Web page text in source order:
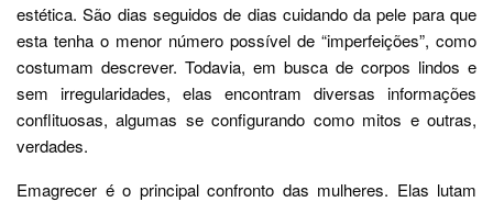
estética. São dias seguidos de dias cuidando da pele para que
esta tenha o menor número possível de “imperfeições”, como
costumam descrever. Todavia, em busca de corpos lindos e
sem irregularidades, elas encontram diversas informações
conflituosas, algumas se configurando como mitos e outras,
verdades.
Emagrecer é o principal confronto das mulheres. Elas lutam